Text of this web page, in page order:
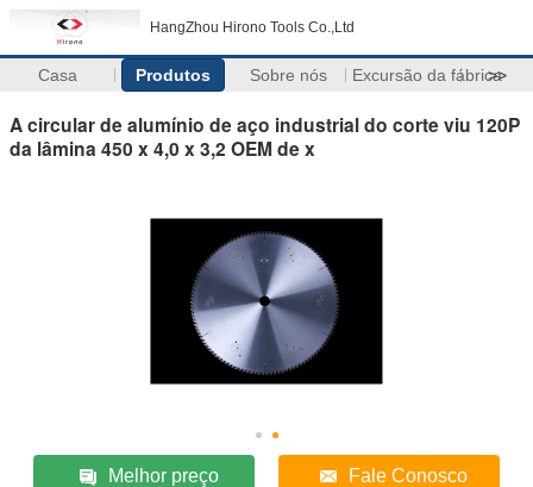
HangZhou Hirono Tools Co.,Ltd
Casa Produtos Sobre nós Excursão da fábrica
>>
A circular de alumínio de aço industrial do corte viu 120P
da lâmina 450 x 4,0 x 3,2 OEM de x
Melhor preço Fale Conosco